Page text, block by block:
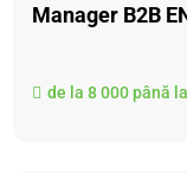
Manager B2B
de la 8 000 până